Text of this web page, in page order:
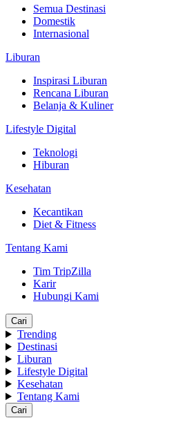
Semua Destinasi
Domestik
Internasional
Liburan
Inspirasi Liburan
Rencana Liburan
Belanja & Kuliner
Lifestyle Digital
Teknologi
Hiburan
Kesehatan
Kecantikan
Diet & Fitness
Tentang Kami
Tim TripZilla
Karir
Hubungi Kami
Cari
Trending
Destinasi
Liburan
Lifestyle Digital
Kesehatan
Tentang Kami
Cari